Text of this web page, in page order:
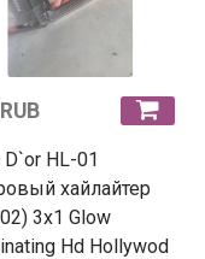
HL-01
хайлайтер
3х1 Glow
Hd Hollywod